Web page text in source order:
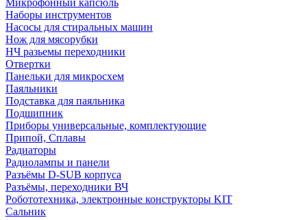
Микрофонный капсюль
Наборы инструментов
Насосы для стиральных машин
Нож для мясорубки
НЧ разьемы переходники
Отвертки
Панельки для микросхем
Паяльники
Подставка для паяльника
Подшипник
Приборы универсальные, комплектующие
Припой, Сплавы
Радиаторы
Радиолампы и панели
Разъёмы D-SUB корпуса
Разъёмы, переходники ВЧ
Робототехника, электронные конструкторы KIT
Сальник